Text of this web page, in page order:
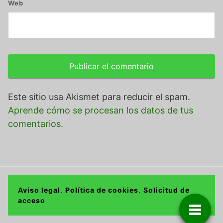
Web
Este sitio usa Akismet para reducir el spam.
Aprende cómo se procesan los datos de tus
comentarios.
Aviso legal, Política de cookies, Solicitud de
acceso